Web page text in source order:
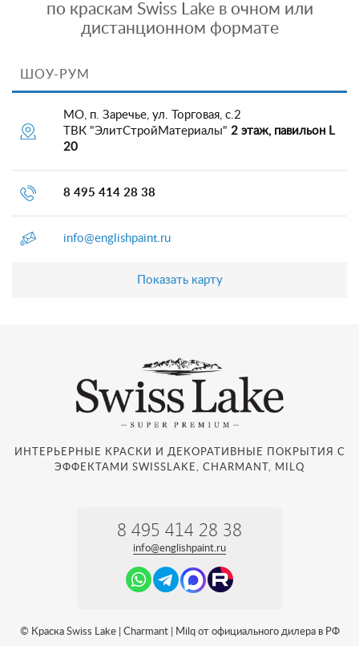
по краскам Swiss Lake в очном или
дистанционном формате
ШОУ-РУМ
МО, п. Заречье, ул. Торговая, с.2
ТВК "ЭлитСтройМатериалы" 2 этаж, павильон L
20
8 495 414 28 38
info@englishpaint.ru
Показать карту
ИНТЕРЬЕРНЫЕ КРАСКИ И ДЕКОРАТИВНЫЕ ПОКРЫТИЯ С
ЭФФЕКТАМИ SWISSLAKE, CHARMANT, MILQ
8 495 414 28 38
info@englishpaint.ru
© Краска Swiss Lake | Charmant | Milq от официального дилера в РФ